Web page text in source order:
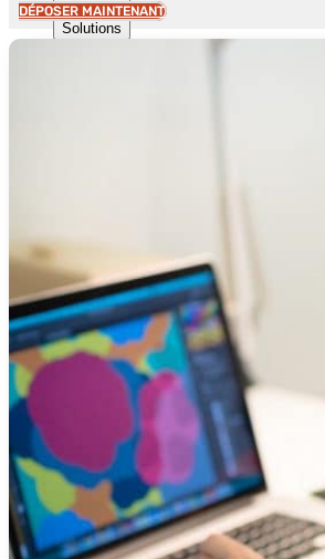
Ouvrir
Solutions
Agences de
Communication,
de Publicité
Solution pour
Avocats et CPI
Solutions de
protection
Industrielle
Protection des
Créations
informatiques
Pour univers de
DÉPOSER MAINTENANT